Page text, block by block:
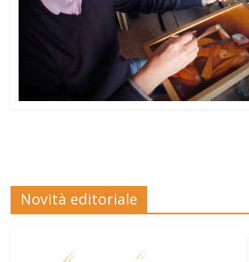
Novità editoriale